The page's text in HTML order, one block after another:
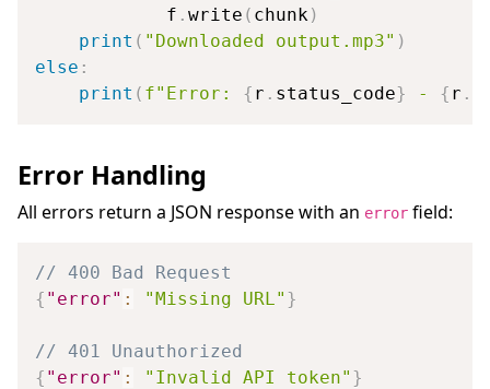
            f
. write ( chunk)
print ( "Downloaded output.mp3" )
else :
print ( f"Error: { r . status_code} - { r .
Error Handling
All errors return a JSON response with an error field:
// 400 Bad Request
{ "error" : "Missing URL" }
// 401 Unauthorized
{ "error" : "Invalid API token" }